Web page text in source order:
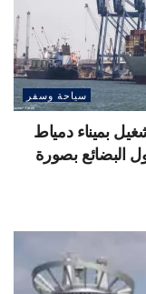
سياحة وسفر
بميناء دمياط
البضائع بصورة